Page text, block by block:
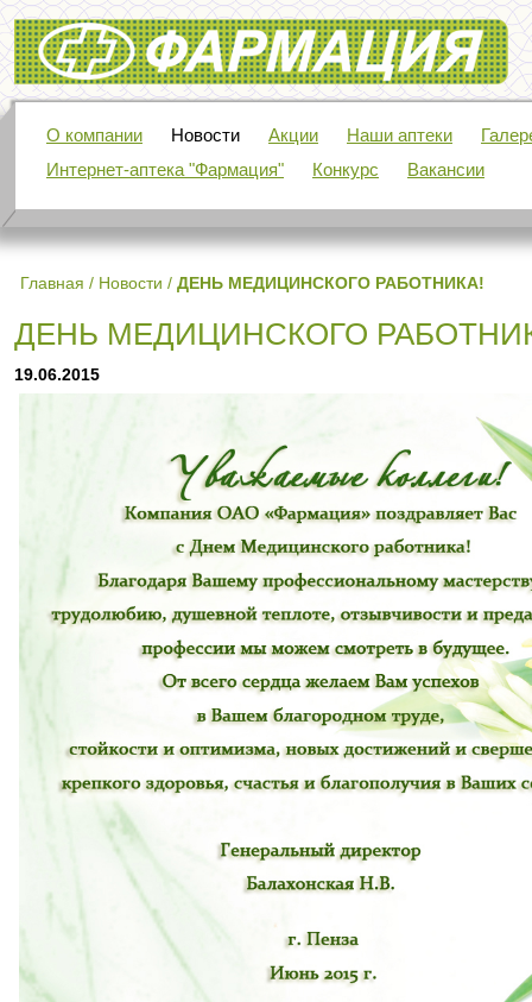
Фармация
О компании Новости Акции Наши аптеки
Интернет-аптека "Фармация"
Конкурс Вакансии
Главная / Новости / ДЕНЬ МЕДИЦИНСКОГО РАБОТНИКА!
ДЕНЬ МЕДИЦИНСКОГО
19.06.2015